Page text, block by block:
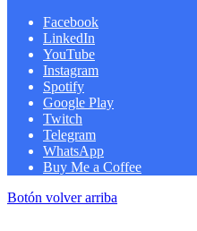
Facebook
LinkedIn
YouTube
Instagram
Spotify
Google Play
Twitch
Telegram
WhatsApp
Buy Me a Coffee
Botón volver arriba